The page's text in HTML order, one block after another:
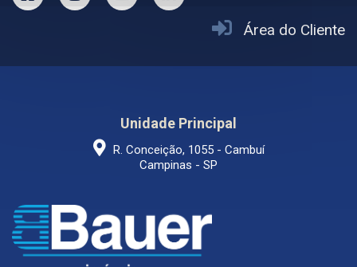
Área do Cliente
Unidade Principal
R. Conceição, 1055 - Cambuí
Campinas - SP